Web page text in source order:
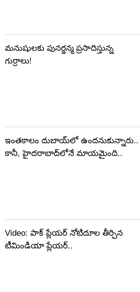
మనుషులకు పునర్జన్మ ప్రసాదిస్తున్న
గుర్రాలు!
ఇంతకాలం దుబాయ్‌లో ఉందనుకున్నారు..
కానీ, హైదరాబాద్‌లోనే మాయమైంది..
Video: పాక్ ప్లేయర్ నోటిదూల తీర్చిన
టీమిండియా ప్లేయర్..